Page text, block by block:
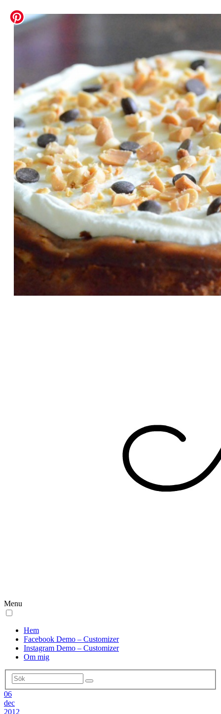
Menu
Hem
Facebook Demo – Customizer
Instagram Demo – Customizer
Om mig
06
dec
2012